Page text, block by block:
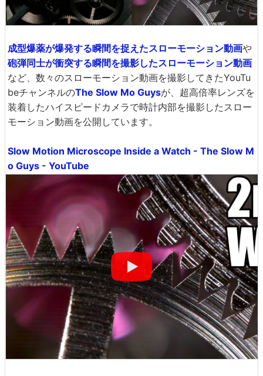
成型爆薬が爆発する瞬間を捉えたスローモーション動画や
砲弾同士が衝突する瞬間を撮影したスローモーション動画
など、数々のスローモーション動画を撮影してきたYouTu
beチャンネルのThe Slow Mo Guysが、超高倍率レンズを
装着したハイスピードカメラで時計内部を撮影したスロー
モーション動画を公開しています。
Slow Motion Microscope Inside a Watch - The Slow M
o Guys - YouTube